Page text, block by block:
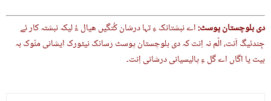
دی بلوچستان پوسٹ:اے نبشتانک ءِ تہا درشان کُتگیں ھیال ءُ لیکہ نبشتہ کار ئے
جِندئیگ اَنت، الّم نہ اِنت کہ دی بلوچستان پوسٹ رسانک نیٹورک ایشانی منّوک بہ
بیت یا اگاں اے گل ءِ پالیسیانی درشانی اِنت۔